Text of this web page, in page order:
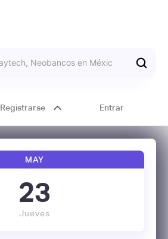
Registrarse Entrar
MAY
23
Jueves